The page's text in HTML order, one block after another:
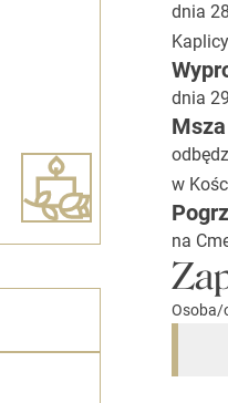
dnia
dnia
w
na
Osoba/